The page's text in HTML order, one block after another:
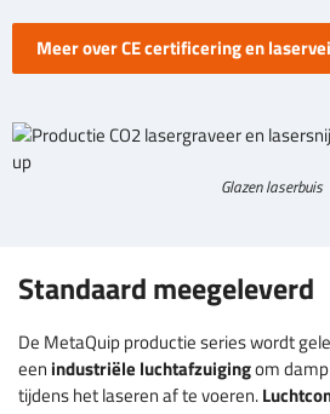
Meer over CE certificering en
Glazen laserbuis
Standaard meegeleverd
De MetaQuip productie series wordt
een industriële luchtafzuigingom
tijdens het laseren af te voeren.